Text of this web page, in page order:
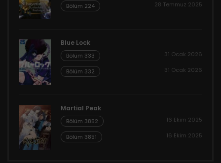
Bölüm 224 28 Temmuz 2025
Blue Lock
Bölüm 333 31 Ocak 2026
Bölüm 332 31 Ocak 2026
Martial Peak
Bölüm 3852 16 Ekim 2025
Bölüm 3851 16 Ekim 2025